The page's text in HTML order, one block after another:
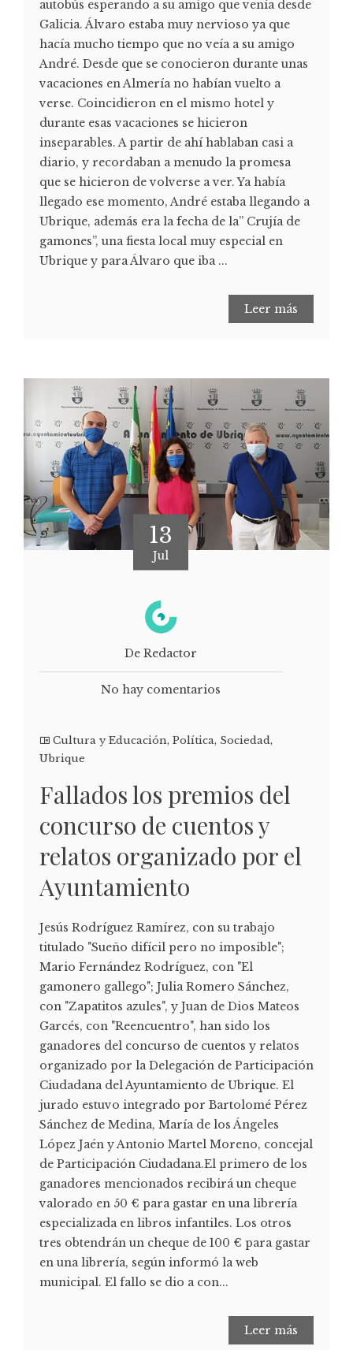
autobús esperando a su amigo que venía desde
Galicia. Álvaro estaba muy nervioso ya que
hacía mucho tiempo que no veía a su amigo
André. Desde que se conocieron durante unas
vacaciones en Almería no habían vuelto a
verse. Coincidieron en el mismo hotel y
durante esas vacaciones se hicieron
inseparables. A partir de ahí hablaban casi a
diario, y recordaban a menudo la promesa
que se hicieron de volverse a ver. Ya había
llegado ese momento, André estaba llegando a
Ubrique, además era la fecha de la” Crujía de
gamones”, una fiesta local muy especial en
Ubrique y para Álvaro que iba ...
Leer más
13
Jul
De Redactor
No hay comentarios
Cultura y Educación, Política, Sociedad,
Ubrique
Fallados los premios del
concurso de cuentos y
relatos organizado por el
Ayuntamiento
Jesús Rodríguez Ramírez, con su trabajo
titulado "Sueño difícil pero no imposible";
Mario Fernández Rodríguez, con "El
gamonero gallego"; Julia Romero Sánchez,
con "Zapatitos azules", y Juan de Dios Mateos
Garcés, con "Reencuentro", han sido los
ganadores del concurso de cuentos y relatos
organizado por la Delegación de Participación
Ciudadana del Ayuntamiento de Ubrique. El
jurado estuvo integrado por Bartolomé Pérez
Sánchez de Medina, María de los Ángeles
López Jaén y Antonio Martel Moreno, concejal
de Participación Ciudadana.El primero de los
ganadores mencionados recibirá un cheque
valorado en 50 € para gastar en una librería
especializada en libros infantiles. Los otros
tres obtendrán un cheque de 100 € para gastar
en una librería, según informó la web
municipal. El fallo se dio a con...
Leer más